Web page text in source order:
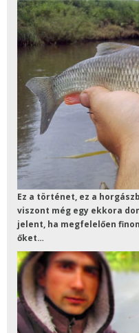
Ez a történet, ez a
viszont még egy ekkora
jelent, ha megfelelően
őket…